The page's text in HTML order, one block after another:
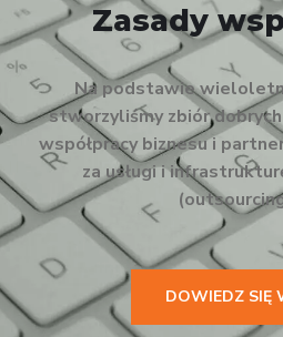
Zasady
Na podstawie
stworzyliśmy zbiór
współpracy biznesu i
za usługi i
DOWIEDZ SIĘ